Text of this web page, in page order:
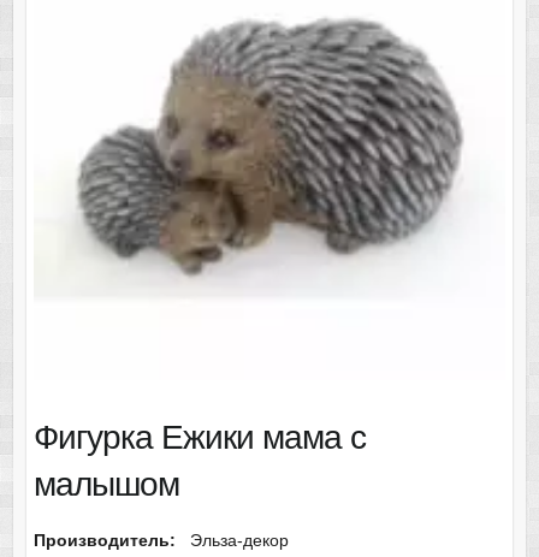
Фигурка Ежики мама с
малышом
Производитель: Эльза-декор